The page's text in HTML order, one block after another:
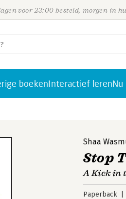
voor 23:00 besteld, morgen in
boekenInteractief lerenNu
Shaa
Stop
A Kick in
Paperback